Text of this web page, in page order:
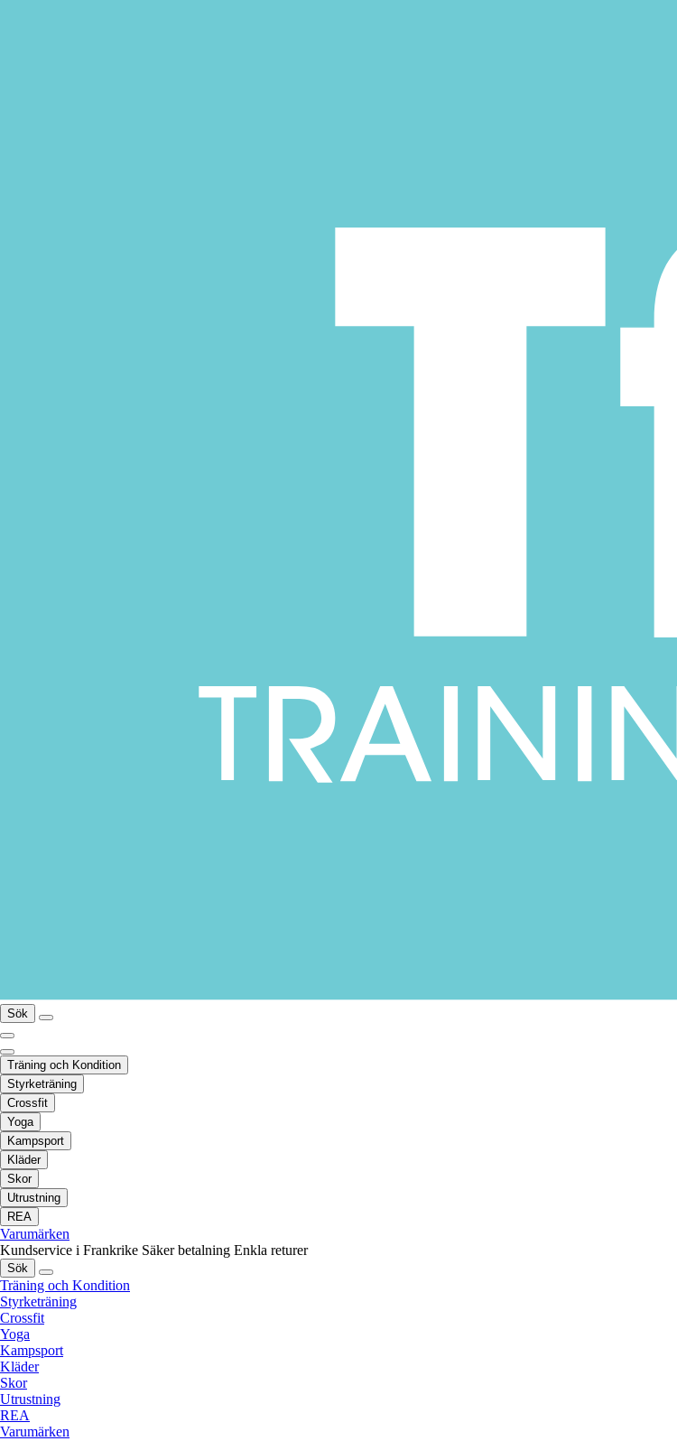
Sök
Träning och Kondition
Styrketräning
Crossfit
Yoga
Kampsport
Kläder
Skor
Utrustning
REA
Varumärken
Kundservice i Frankrike Säker betalning Enkla returer
Sök
Träning och Kondition
Styrketräning
Crossfit
Yoga
Kampsport
Kläder
Skor
Utrustning
REA
Varumärken